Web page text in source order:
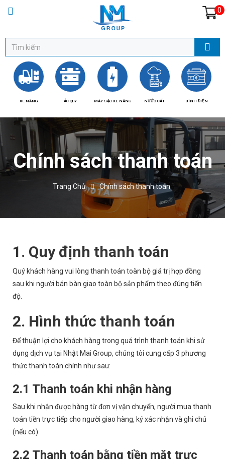
0
XE NÂNG ẮC QUY MÁY SẠC XE NÂNG NƯỚC CẤT BÌNH ĐIỆN
Chính sách thanh toán
Trang Chủ Chính sách thanh toán
1. Quy định thanh toán
Quý khách hàng vui lòng thanh toán toàn bộ giá trị hợp đồng
sau khi người bán bàn giao toàn bộ sản phẩm theo đúng tiến
độ.
2. Hình thức thanh toán
Để thuận lợi cho khách hàng trong quá trình thanh toán khi sử
dụng dịch vụ tại Nhật Mai Group, chúng tôi cung cấp 3 phương
thức thanh toán chính như sau:
2.1 Thanh toán khi nhận hàng
Sau khi nhận được hàng từ đơn vị vận chuyển, người mua thanh
toán tiền trực tiếp cho người giao hàng, ký xác nhận và ghi chú
(nếu có).
2.2 Thanh toán bằng tiền mặt trực